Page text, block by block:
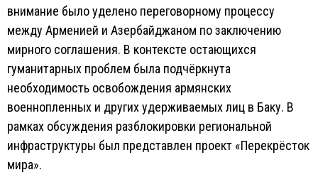
внимание было уделено переговорному процессу
между Арменией и Азербайджаном по заключению
мирного соглашения. В контексте остающихся
гуманитарных проблем была подчёркнута
необходимость освобождения армянских
военнопленных и других удерживаемых лиц в Баку. В
рамках обсуждения разблокировки региональной
инфраструктуры был представлен проект «Перекрёсток
мира».